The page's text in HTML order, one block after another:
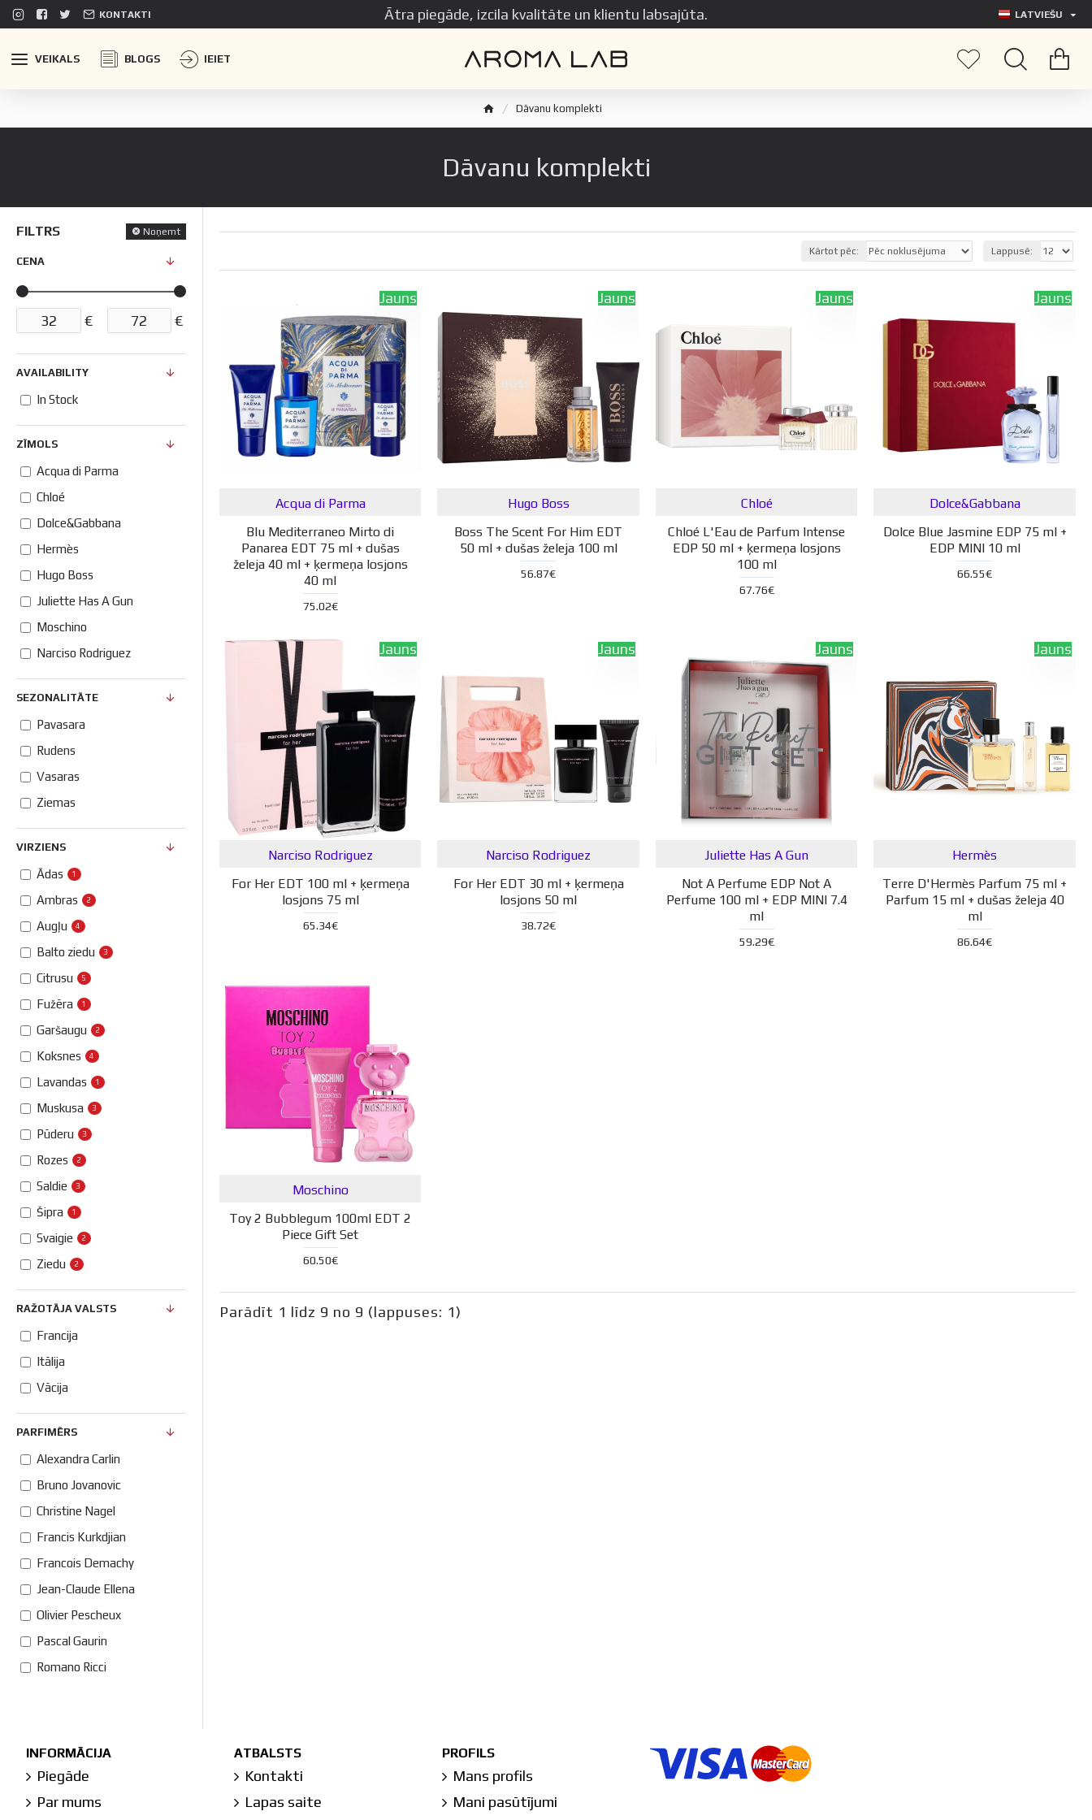
KONTAKTI Ātra piegāde, izcila kvalitāte un klientu labsajūta. LATVIEŠU
VEIKALS BLOGS IEIET
Dāvanu komplekti
Dāvanu komplekti
FILTRS Noņemt
CENA
€ €
ZĪMOLS
Acqua di Parma
Chloé
Dolce&Gabbana
Hermès
Hugo Boss
Juliette Has A Gun
Moschino
Narciso Rodriguez
VIRZIENS
Ādas 1
Ambras 2
Augļu 4
Balto ziedu 3
Citrusu 5
Fužēra 1
Garšaugu 2
Koksnes 4
Lavandas 1
Muskusa 3
Pūderu 3
Rozes 2
Saldie 3
Šipra 1
Svaigie 2
Ziedu 2
PARFIMĒRS
Alexandra Carlin
Bruno Jovanovic
Christine Nagel
Francis Kurkdjian
Francois Demachy
Jean-Claude Ellena
Olivier Pescheux
Pascal Gaurin
Romano Ricci
RAŽOTĀJA VALSTS
Francija
Itālija
Vācija
SEZONALITĀTE
Pavasara
Rudens
Vasaras
Ziemas
AVAILABILITY
In Stock
Kārtot pēc: Lappusē:
Jauns
Acqua di Parma
Blu Mediterraneo Mirto di
Panarea EDT 75 ml + dušas
želeja 40 ml + ķermeņa losjons
40 ml
75.02€
Jauns
Hugo Boss
Boss The Scent For Him EDT
50 ml + dušas želeja 100 ml
56.87€
Jauns
Chloé
Chloé L'Eau de Parfum Intense
EDP 50 ml + ķermeņa losjons
100 ml
67.76€
Jauns
Dolce&Gabbana
Dolce Blue Jasmine EDP 75 ml +
EDP MINI 10 ml
66.55€
Jauns
Narciso Rodriguez
For Her EDT 100 ml + ķermeņa
losjons 75 ml
65.34€
Jauns
Narciso Rodriguez
For Her EDT 30 ml + ķermeņa
losjons 50 ml
38.72€
Jauns
Juliette Has A Gun
Not A Perfume EDP Not A
Perfume 100 ml + EDP MINI 7.4
ml
59.29€
Jauns
Hermès
Terre D'Hermès Parfum 75 ml +
Parfum 15 ml + dušas želeja 40
ml
86.64€
Moschino
Toy 2 Bubblegum 100ml EDT 2
Piece Gift Set
60.50€
Parādīt 1 līdz 9 no 9 (lappuses: 1)
INFORMĀCIJA
Piegāde
Par mums
ATBALSTS
Kontakti
Lapas saite
PROFILS
Mans profils
Mani pasūtījumi